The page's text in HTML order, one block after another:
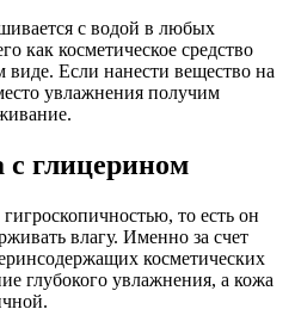
с водой в любых
как косметическое средство
виде. Если нанести вещество на
увлажнения получим
с глицерином
то есть он
влагу. Именно за счет
косметических
глубокого увлажнения, а кожа